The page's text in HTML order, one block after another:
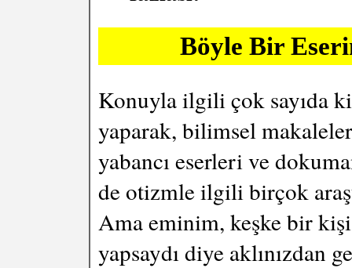
Böyle Bir
Konuyla ilgili çok sayıda
yaparak, bilimsel
yabancı eserleri ve
de otizmle ilgili birçok
Ama eminim, keşke bir
yapsaydı diye aklınızdan